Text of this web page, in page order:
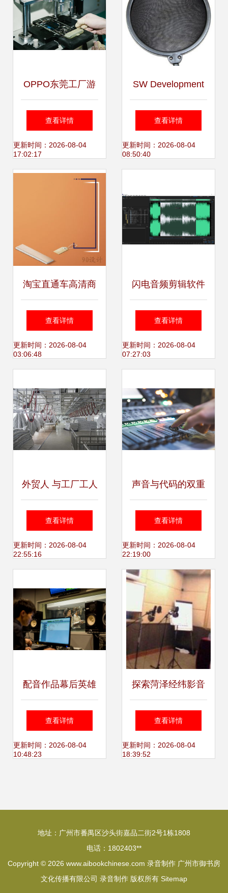
OPPO东莞工厂游
记 近距离接触Find
X生产过程，让人
佩服的“录音制作”
查看详情
更新时间：2026-08-04
17:02:17
SW Development
Inspired by ISK
SPS-008
Microphone Pop
Filter
查看详情
更新时间：2026-08-04
08:50:40
淘宝直通车高清商
务录音笔主图素材
设计与开发指南
查看详情
更新时间：2026-08-04
03:06:48
闪电音频剪辑软件
轻松上手，高效录
音与制作
查看详情
更新时间：2026-08-04
07:27:03
外贸人 与工厂工人
打交道的那些事儿
查看详情
更新时间：2026-08-04
22:55:16
声音与代码的双重
奏 专业音乐制作录
音棚中的软件开发
实践
查看详情
更新时间：2026-08-04
22:19:00
配音作品幕后英雄
录 字幕、演员与录
音制作的全景解读
查看详情
更新时间：2026-08-04
10:48:23
探索菏泽经纬影音
服务 一家专注于软
件开发的技术型企
查看详情
更新时间：2026-08-04
18:39:52
地址：广州市番禺区沙头街嘉品二街2号1栋1808
电话：1802403**
Copyright © 2026 www.aibookchinese.com 录音制作 广州市御书房
文化传播有限公司 录音制作 版权所有 Sitemap